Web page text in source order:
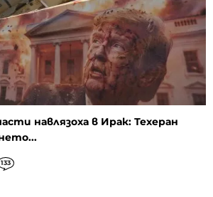
навлязоха в Ирак: Техеран
133